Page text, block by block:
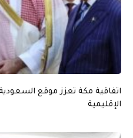
اتفاقية مكة تعزز موقع
الإقليمية